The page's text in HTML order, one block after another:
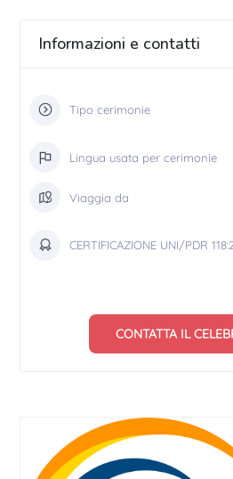
Informazioni e contatti
Tipo cerimonie
Lingua usata per cerimonie
Viaggia da
CERTIFICAZIONE UNI/PDR
CONTATTA IL